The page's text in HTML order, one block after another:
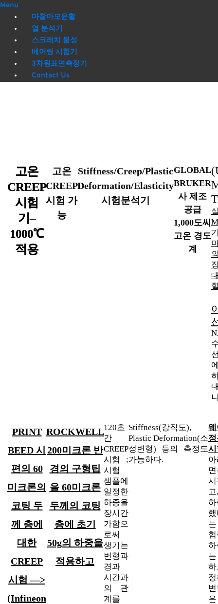
Menu
마찰마모윤활
열 분석기
스크래치 물성
베어링 시험기
3차원표면측정기
Contact Us
고온
CREEP
시험
기–
1000℃
적용
고온
CREEP
시험 가
능
Stiffness/Creep/Plastic
Deformation/Elasticity
시험분석기
GLOBAL
BRUKER
사 제조
공급
1,000도씨
고온 경도
계
PRINT
BEED 시
편의 60
미크론의
코팅 두
께 층에
대한
CREEP
시험 —>
(Infineon
ROCKWELL
200미크론 반
경의 구형팁
을 60미크론
두께의 코팅
층에 초기
50g의 하중을
적용하고
120초
간
CREEP
시험 ;
시험
샘플에
일정한
하중을
장시간
가함으
로써
생기는
변형과
경과
시간과
의 관
계를
Stiffness(강직도),
Plastic Deformation(소
성변형) 등의 측정도
가능하다.
시